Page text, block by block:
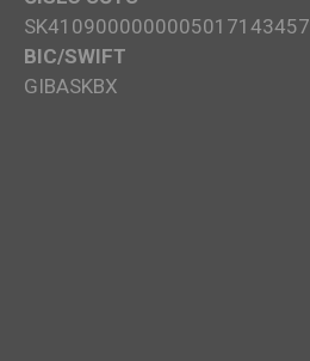
SK4109000000005017143457
BIC/SWIFT
GIBASKBX